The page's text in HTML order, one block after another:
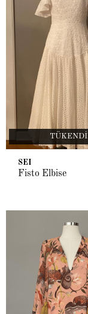
TÜKENDI
SEI
Fisto Elbise